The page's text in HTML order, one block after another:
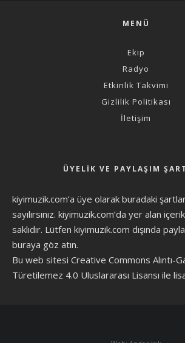
MENÜ
Ekip
Radyo
Etkinlik Takvimi
Gizlilik Politikası
İletişim
ÜYELIK VE PAYLAŞIM
kiyimuzik.com’a üye olarak buradaki
sayılırsınız. kiyimuzik.com’da yer alan
saklıdır. Lütfen kiyimuzik.com dışında
buraya göz atın.
Bu web sitesi Creative Commons Alıntı-
Türetilemez 4.0 Uluslararası Lisansı ile